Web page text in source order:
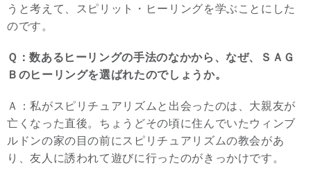
うと考えて、スピリット・ヒーリングを学ぶことにした
のです。
Ｑ：数あるヒーリングの手法のなかから、なぜ、ＳＡＧ
Ｂのヒーリングを選ばれたのでしょうか。
Ａ：私がスピリチュアリズムと出会ったのは、大親友が
亡くなった直後。ちょうどその頃に住んでいたウィンブ
ルドンの家の目の前にスピリチュアリズムの教会があ
り、友人に誘われて遊びに行ったのがきっかけです。